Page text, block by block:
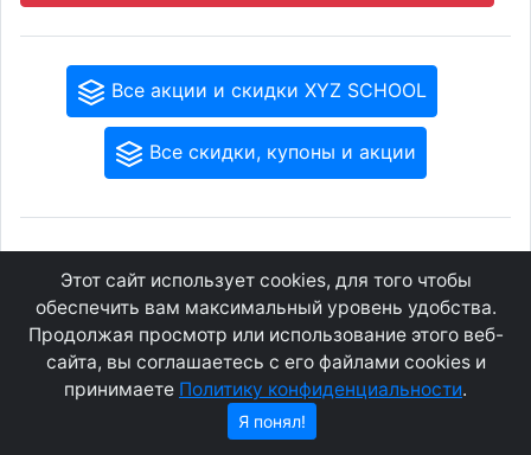
Все акции и скидки XYZ SCHOOL
Все скидки, купоны и акции
GEOWAP.MOBI
Соглашение
Конфиденциальность
О сайте
Контакты
Этот сайт использует cookies, для того чтобы
обеспечить вам максимальный уровень удобства.
Продолжая просмотр или использование этого веб-
сайта, вы соглашаетесь с его файлами cookies и
принимаете Политику конфиденциальности.
Я понял!